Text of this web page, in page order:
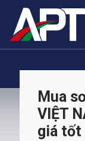
Mua
VIỆT
giá tốt